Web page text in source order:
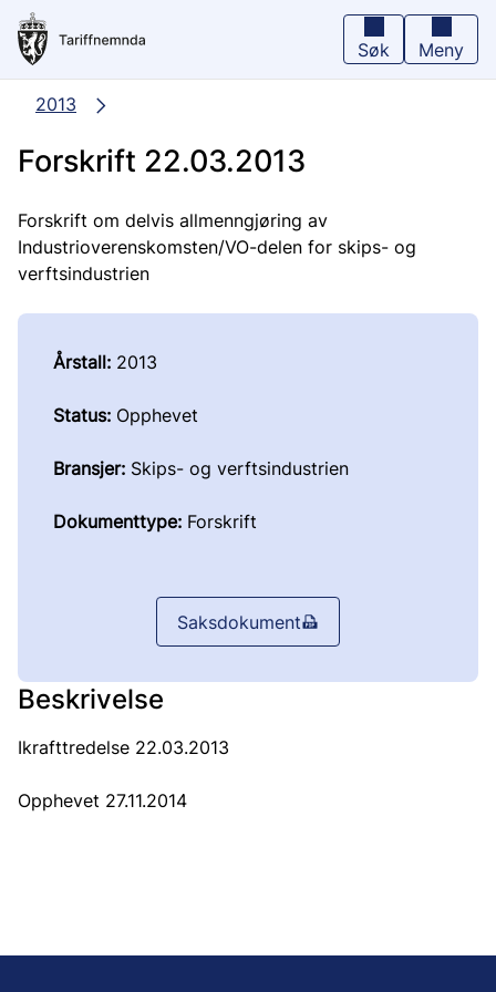
Hopp
hovedinnhold
Søk Meny
2013
Forskrift 22.03.2013
Forskrift om delvis allmenngjøring av
Industrioverenskomsten/VO-delen for skips- og
verftsindustrien
Årstall: 2013
Status: Opphevet
Bransjer: Skips- og verftsindustrien
Dokumenttype: Forskrift
Saksdokument
Beskrivelse
Ikrafttredelse 22.03.2013
Opphevet 27.11.2014